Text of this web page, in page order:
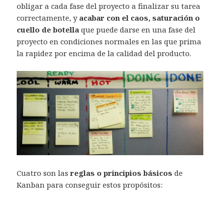
obligar a cada fase del proyecto a finalizar su tarea
correctamente, y acabar con el caos, saturación o
cuello de botella que puede darse en una fase del
proyecto en condiciones normales en las que prima
la rapidez por encima de la calidad del producto.
Cuatro son lasreglas o principios básicos de
Kanban para conseguir estos propósitos: